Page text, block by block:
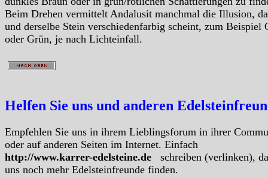
Beim Drehen vermittelt Andalusit manchmal die Illusion,
und derselbe Stein verschiedenfarbig scheint, zum Beispiel
oder Grün, je nach Lichteinfall.
Helfen Sie uns und anderen
Empfehlen Sie uns in ihrem Lieblingsforum in ihrer
oder auf anderen Seiten im Internet. Einfach
http://www.karrer-edelsteine.de
schreiben (verlinken),
uns noch mehr Edelsteinfreunde finden.